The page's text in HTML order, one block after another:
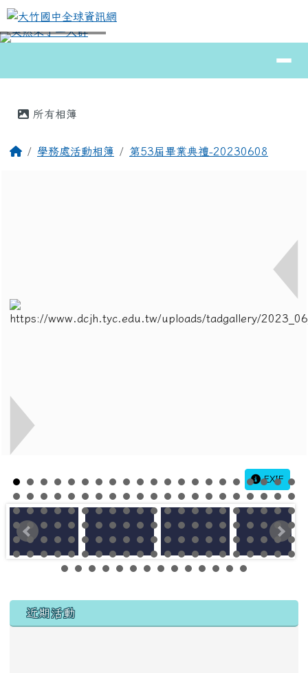
跳至主內容區
大竹國中全球資訊網
⏸
所有相簿
回首頁學務處活動相簿 第53屆畢業典禮-20230608
EXIF
左邊區域內容
近期活動